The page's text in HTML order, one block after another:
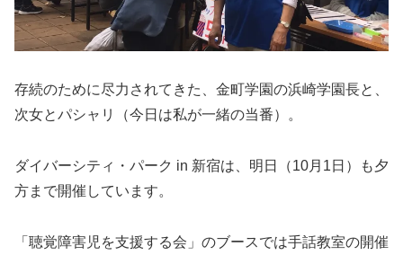
存続のために尽力されてきた、金町学園の浜崎学園長と、
次女とパシャリ（今日は私が一緒の当番）。
ダイバーシティ・パーク in 新宿は、明日（10月1日）も夕
方まで開催しています。
「聴覚障害児を支援する会」のブースでは手話教室の開催